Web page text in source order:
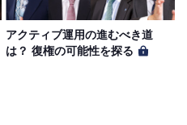
アクティブ運用の進むべき道
は？ 復権の可能性を探る